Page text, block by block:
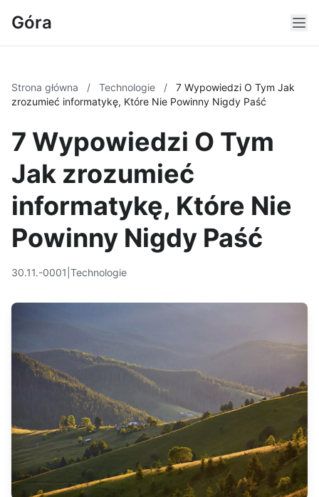
Góra
Strona główna / Technologie /
7 Wypowiedzi O Tym Jak
zrozumieć informatykę, Które Nie Powinny Nigdy Paść
7 Wypowiedzi O Tym
Jak zrozumieć
informatykę, Które Nie
Powinny Nigdy Paść
30.11.-0001 Technologie